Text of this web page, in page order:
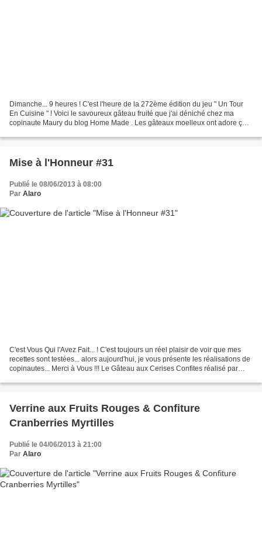
Dimanche... 9 heures ! C'est l'heure de la 272ème édition du jeu " Un Tour
En Cuisine " ! Voici le savoureux gâteau fruité que j'ai déniché chez ma
copinaute Maury du blog Home Made . Les gâteaux moelleux ont adore ça à
Mise à l'Honneur #31
Publié le 08/06/2013 à 08:00
Par Alaro
C'est Vous Qui l'Avez Fait... ! C'est toujours un réel plaisir de voir que mes
recettes sont testées... alors aujourd'hui, je vous présente les réalisations de
copinautes... Merci à Vous !!! Le Gâteau aux Cerises Confites réalisé par
Verrine aux Fruits Rouges & Confiture
Cranberries Myrtilles
Publié le 04/06/2013 à 21:00
Par Alaro